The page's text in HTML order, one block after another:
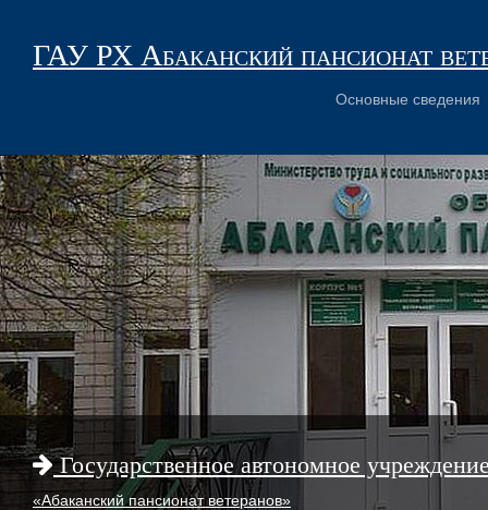
ГАУ РХ Абаканский пансионат
Основные сведения
Государственное автономное
«Абаканский пансионат ветеранов»